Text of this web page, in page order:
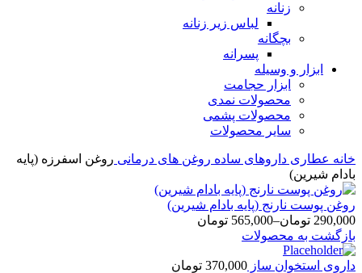
زنانه
لباس زیر زنانه
بچگانه
پسرانه
ابزار و وسیله
ابزار حجامت
محصولات نمدی
محصولات پشمی
سایر محصولات
خانه عطاری داروهای ساده روغن های درمانی روغن اسفرزه (پایه
بادام شیرین)
روغن پوست نارنج (پايه بادام شيرين)
290,000 تومان–
565,000 تومان
بازگشت به محصولات
داروی استخوان ساز 370,000 تومان